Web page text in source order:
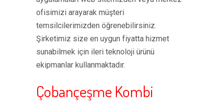
ofisimizi arayarak müşteri
temsilcilerimizden öğrenebilirsiniz.
Şirketimiz size en uygun fiyatta hizmet
sunabilmek için ileri teknoloji ürünü
ekipmanlar kullanmaktadır.
Çobançeşme Kombi